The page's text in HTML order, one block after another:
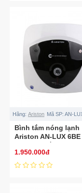
Hãng: Ariston Mã SP: AN-
Bình tắm nóng lạnh
Ariston AN-LUX 6BE
1.950.000đ